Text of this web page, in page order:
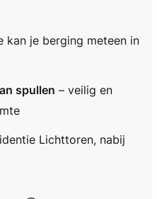
kan je berging meteen in
spullen – veilig en
Lichttoren, nabij